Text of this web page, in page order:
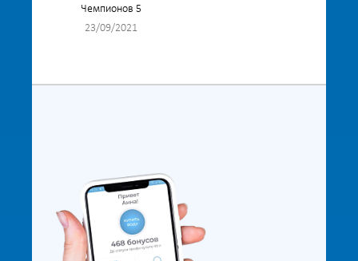
Чемпионов 5
23/09/2021